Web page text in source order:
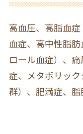
高血圧、高脂血
血症、高中性脂
ロール血症）、
症、メタボリッ
群）、肥満症、脂